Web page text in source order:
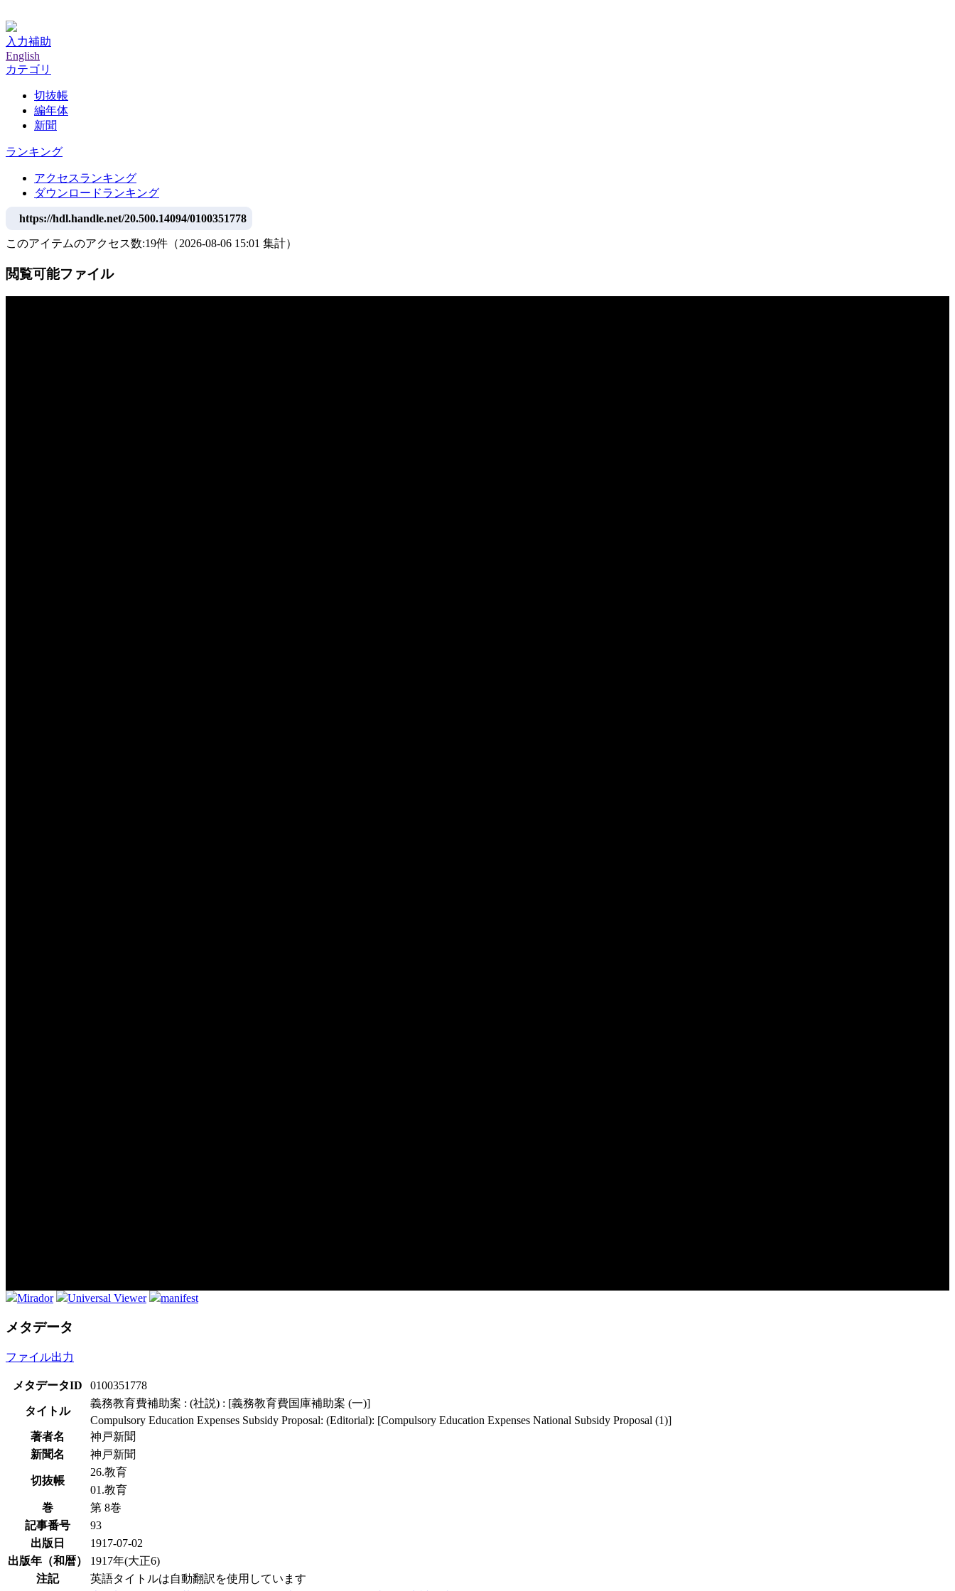
入力補助
English
カテゴリ
切抜帳
編年体
新聞
ランキング
アクセスランキング
ダウンロードランキング
https://hdl.handle.net/20.500.14094/0100351778
このアイテムのアクセス数:19件 （2026-08-06 15:01 集計）
閲覧可能ファイル
Mirador Universal Viewer manifest
メタデータ
ファイル出力
メタデータID 0100351778
タイトル
義務教育費補助案 : (社説) : [義務教育費国庫補助案 (一)]
Compulsory Education Expenses Subsidy Proposal: (Editorial): [Compulsory Education Expenses National Subsidy Proposal (1)]
著者名
神戸新聞
新聞名
神戸新聞
切抜帳
26.教育
01.教育
巻
第 8巻
記事番号
93
出版日
1917-07-02
出版年（和暦）
1917年(大正6)
注記
英語タイトルは自動翻訳を使用しています